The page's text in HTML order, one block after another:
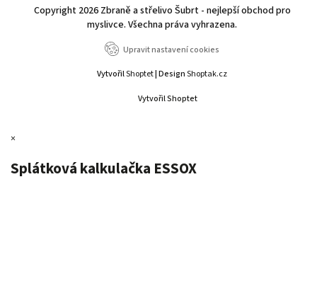
Vytvořil Shoptet
Copyright 2026 Zbraně a střelivo Šubrt - nejlepší obchod pro
myslivce. Všechna práva vyhrazena.
Upravit nastavení cookies
VytvořilShoptet| DesignShoptak.cz
×
Splátková kalkulačka ESSOX